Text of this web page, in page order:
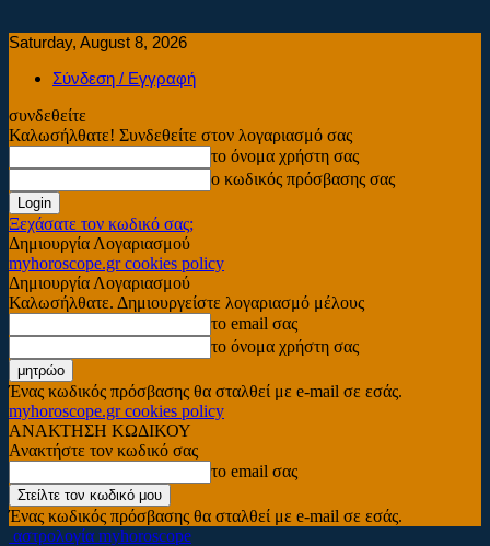
Saturday, August 8, 2026
Σύνδεση / Εγγραφή
συνδεθείτε
Καλωσήλθατε! Συνδεθείτε στον λογαριασμό σας
το όνομα χρήστη σας
ο κωδικός πρόσβασης σας
Ξεχάσατε τον κωδικό σας;
Δημιουργία Λογαριασμού
myhoroscope.gr cookies policy
Δημιουργία Λογαριασμού
Καλωσήλθατε. Δημιουργείστε λογαριασμό μέλους
το email σας
το όνομα χρήστη σας
Ένας κωδικός πρόσβασης θα σταλθεί με e-mail σε εσάς.
myhoroscope.gr cookies policy
ΑΝΑΚΤΗΣΗ ΚΩΔΙΚΟΥ
Ανακτήστε τον κωδικό σας
το email σας
Ένας κωδικός πρόσβασης θα σταλθεί με e-mail σε εσάς.
αστρολογία myhoroscope